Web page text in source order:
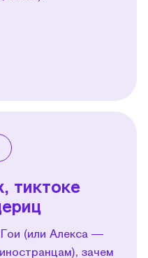
тиктоке
(или Алекса —
зачем